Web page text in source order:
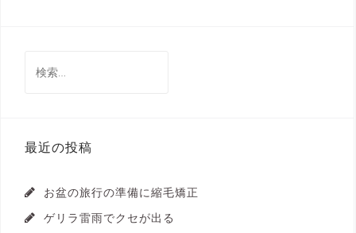
索:
最近の投稿
お盆の旅行の準備に縮毛矯正
ゲリラ雷雨でクセが出る